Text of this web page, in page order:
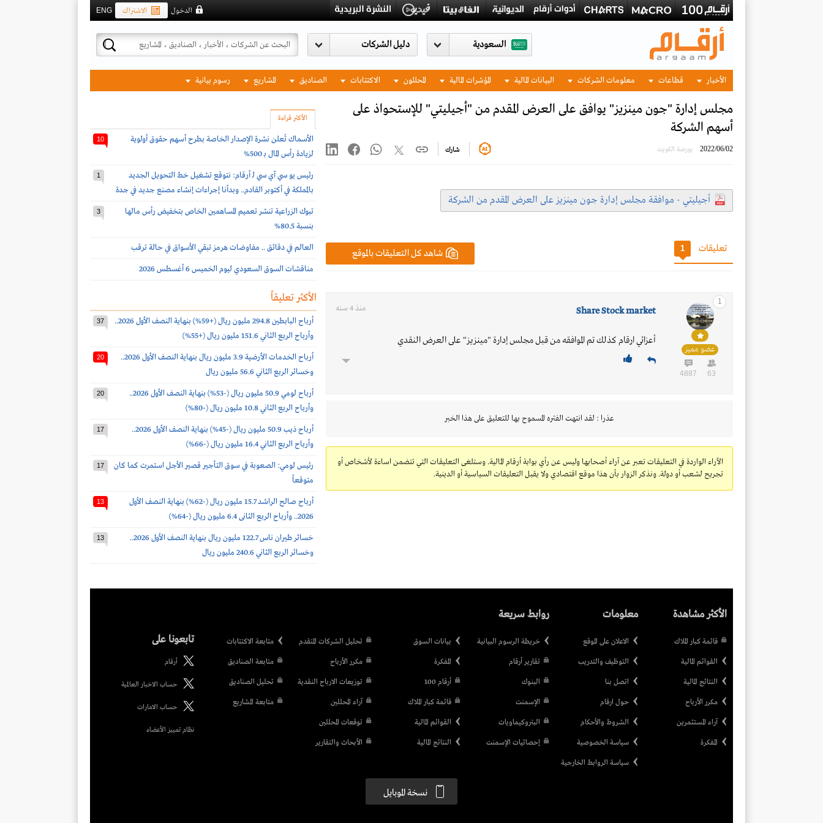
ENG الاشتراك الدخول
السعودية
الأخبار قطاعات معلومات الشركات البيانات المالية المؤشرات المالية المحللون الاكتتابات الصناديق المشاريع رسوم بيانية
مجلس إدارة "جون مينزيز" يوافق على العرض المقدم من "أجيليتي" للإستحواذ على
أسهم الشركة
2022/06/02 بورصة الكويت شارك
أجيليتي - موافقة مجلس إدارة جون مينزيز على العرض المقدم من الشركة
شاهد كل التعليقات بالموقع تعليقات 1
1
عضو مميز
63
4887
Share Stock market منذ 4 سنه
أعزائي ارقام كذلك تم الموافقه من قبل مجلس إدارة "مينزيز" على العرض النقدي
عذرا : لقد انتهت الفتره المسموح بها للتعليق على هذا الخبر
الآراء الواردة في التعليقات تعبر عن آراء أصحابها وليس عن رأي بوابة أرقام المالية. وستلغى التعليقات التي تتضمن اساءة لأشخاص أو
تجريح لشعب أو دولة. ونذكر الزوار بأن هذا موقع اقتصادي ولا يقبل التعليقات السياسية أو الدينية.
الأكثر قراءة
الأسماك تُعلن نشرة الإصدار الخاصة بطرح أسهم حقوق أولوية
لزيادة رأس المال بـ 500%
10
رئيس يو سي آي سي لـ أرقام: نتوقع تشغيل خط التحويل الجديد
بالمملكة في أكتوبر القادم.. وبدأنا إجراءات إنشاء مصنع جديد في جدة
1
تبوك الزراعية تنشر تعميم المساهمين الخاص بتخفيض رأس مالها
بنسبة 80.5%
3
العالم في دقائق .. مفاوضات هرمز تبقي الأسواق في حالة ترقب
مناقشات السوق السعودي ليوم الخميس 6 أغسطس 2026
الأكثر تعليقاً
أرباح البابطين 294.8 مليون ريال (+59%) بنهاية النصف الأول 2026..
وأرباح الربع الثاني 151.6 مليون ريال (+55%)
37
أرباح الخدمات الأرضية 3.9 مليون ريال بنهاية النصف الأول 2026..
وخسائر الربع الثاني 56.6 مليون ريال
20
أرباح لومي 50.9 مليون ريال (-53%) بنهاية النصف الأول 2026..
وأرباح الربع الثاني 10.8 مليون ريال (-80%)
20
أرباح ذيب 50.9 مليون ريال (-45%) بنهاية النصف الأول 2026..
وأرباح الربع الثاني 16.4 مليون ريال (-66%)
17
رئيس لومي: الصعوبة في سوق التأجير قصير الأجل استمرت كما كان
متوقعاً
17
أرباح صالح الراشد 15.7 مليون ريال (-62%) بنهاية النصف الأول
2026.. وأرباح الربع الثانى 6.4 مليون ريال (-64%)
13
خسائر طيران ناس 122.7 مليون ريال بنهاية النصف الأول 2026..
وخسائر الربع الثاني 240.6 مليون ريال
13
الأكثر مشاهدة
قائمة كبار الملاك
القوائم المالية
النتائج المالية
مكرر الأرباح
آراء المستثمرين
المفكرة
معلومات
الاعلان على الموقع
التوظيف والتدريب
اتصل بنا
حول ارقام
الشروط والأحكام
سياسة الخصوصية
سياسة الروابط الخارجية
روابط سريعة
خريطة الرسوم البيانية
تقارير أرقام
البنوك
الإسمنت
البتروكيماويات
إحصائيات الإسمنت
بيانات السوق
المفكرة
أرقام 100
قائمة كبار الملاك
القوائم المالية
النتائج المالية
تحليل الشركات المتقدم
مكرر الأرباح
توزيعات الارباح النقدية
آراء المحللين
توقعات المحللين
الأبحاث والتقارير
متابعة الاكتتابات
متابعة الصناديق
تحليل الصناديق
متابعة المشاريع
تابعونا على
أرقام
حساب الاخبار العالمية
حساب الامارات
نظام تمييز الأعضاء
نسخة الموبايل